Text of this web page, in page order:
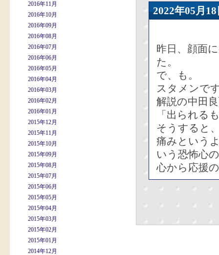
2016年11月
2016年10月
2016年09月
2016年08月
2016年07月
2016年06月
2016年05月
2016年04月
2016年03月
2016年02月
2016年01月
2015年12月
2015年11月
2015年10月
2015年09月
2015年08月
2015年07月
2015年06月
2015年05月
2015年04月
2015年03月
2015年02月
2015年01月
2014年12月
2022年05
昨日、顔面
た。
で、も。
スタメンで
解説の中田
「出られる
そうすると
痛みという
いう恐怖心
心から応援